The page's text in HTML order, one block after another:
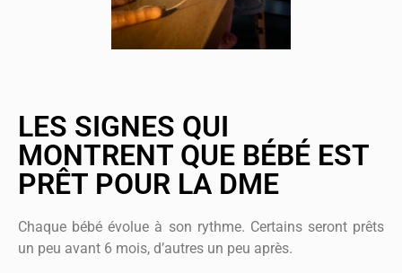
LES SIGNES QUI
MONTRENT QUE BÉBÉ EST
PRÊT POUR LA DME
Chaque bébé évolue à son rythme. Certains seront prêts
un peu avant 6 mois, d’autres un peu après.